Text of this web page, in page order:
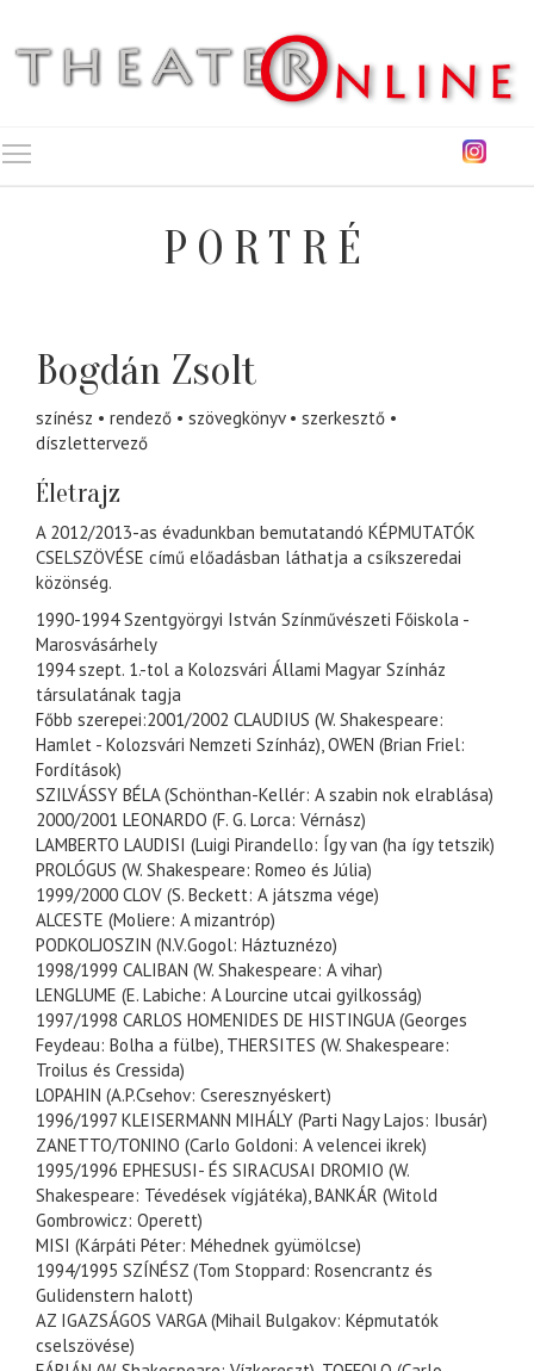
PORTRÉ
Bogdán Zsolt
színész rendező szövegkönyv
szerkesztő
díszlettervező
Életrajz
A 2012/2013-as évadunkban bemutatandó KÉPMUTATÓK
CSELSZÖVÉSE című előadásban láthatja a csíkszeredai
közönség.
1990-1994 Szentgyörgyi István Színművészeti Főiskola -
Marosvásárhely
1994 szept. 1.-tol a Kolozsvári Állami Magyar Színház
társulatának tagja
Főbb szerepei:2001/2002 CLAUDIUS (W. Shakespeare:
Hamlet - Kolozsvári Nemzeti Színház), OWEN (Brian Friel:
Fordítások)
SZILVÁSSY BÉLA (Schönthan-Kellér: A szabin nok elrablása)
2000/2001 LEONARDO (F. G. Lorca: Vérnász)
LAMBERTO LAUDISI (Luigi Pirandello: Így van (ha így tetszik)
PROLÓGUS (W. Shakespeare: Romeo és Júlia)
1999/2000 CLOV (S. Beckett: A játszma vége)
ALCESTE (Moliere: A mizantróp)
PODKOLJOSZIN (N.V.Gogol: Háztuznézo)
1998/1999 CALIBAN (W. Shakespeare: A vihar)
LENGLUME (E. Labiche: A Lourcine utcai gyilkosság)
1997/1998 CARLOS HOMENIDES DE HISTINGUA (Georges
Feydeau: Bolha a fülbe), THERSITES (W. Shakespeare:
Troilus és Cressida)
LOPAHIN (A.P.Csehov: Cseresznyéskert)
1996/1997 KLEISERMANN MIHÁLY (Parti Nagy Lajos: Ibusár)
ZANETTO/TONINO (Carlo Goldoni: A velencei ikrek)
1995/1996 EPHESUSI- ÉS SIRACUSAI DROMIO (W.
Shakespeare: Tévedések vígjátéka), BANKÁR (Witold
Gombrowicz: Operett)
MISI (Kárpáti Péter: Méhednek gyümölcse)
1994/1995 SZÍNÉSZ (Tom Stoppard: Rosencrantz és
Gulidenstern halott)
AZ IGAZSÁGOS VARGA (Mihail Bulgakov: Képmutatók
cselszövése)